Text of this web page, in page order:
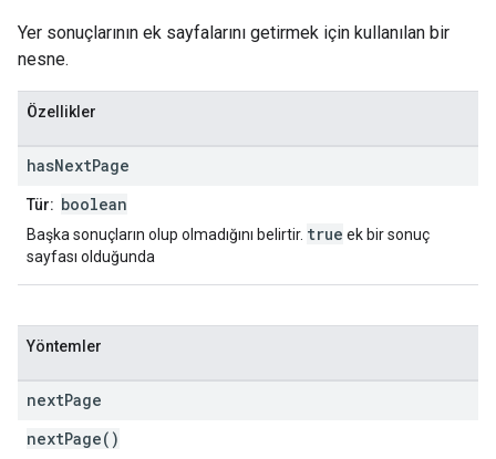
Yer sonuçlarının ek sayfalarını getirmek için kullanılan bir
nesne.
Özellikler
hasNextPage
Tür: boolean
Başka sonuçların olup olmadığını belirtir. true ek bir sonuç
sayfası olduğunda
Yöntemler
nextPage
nextPage()